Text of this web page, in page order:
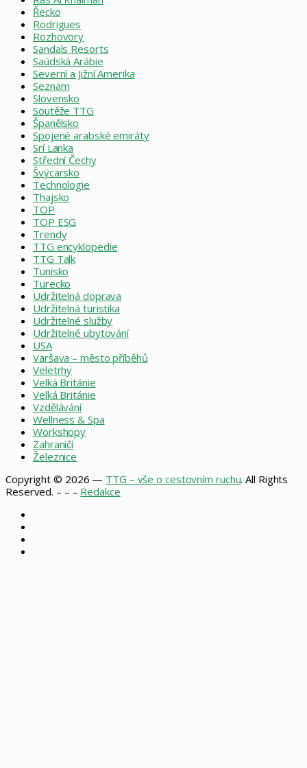
Řecko
Rodrigues
Rozhovory
Sandals Resorts
Saúdská Arábie
Severní a Jižní Amerika
Seznam
Slovensko
Soutěže TTG
Španělsko
Spojené arabské emiráty
Srí Lanka
Střední Čechy
Švýcarsko
Technologie
Thajsko
TOP
TOP ESG
Trendy
TTG encyklopedie
TTG Talk
Tunisko
Turecko
Udržitelná doprava
Udržitelná turistika
Udržitelné služby
Udržitelné ubytování
USA
Varšava – město příběhů
Veletrhy
Velká Británie
Velká Británie
Vzdělávání
Wellness & Spa
Workshopy
Zahraničí
Železnice
Copyright © 2026 — TTG – vše o cestovním ruchu. All Rights
Reserved. – – – Redakce